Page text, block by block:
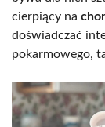
cierpiący na
doświadczać
pokarmowego,